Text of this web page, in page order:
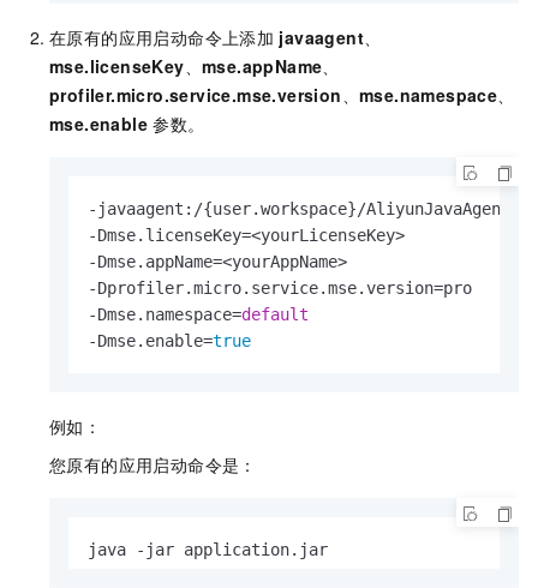
在原有的应用启动命令上添加 javaagent、
mse.licenseKey、mse.appName、
profiler.micro.service.mse.version、mse.namespace、
mse.enable 参数。
-javaagent:/{user.workspace}/
-Dmse.licenseKey=<yourLicenseKey>            #
-Dmse.appName=<yourAppName>                  #
-Dprofiler.micro.service.mse.version=pro     # 接入
-Dmse.namespace=default
-Dmse.enable=true
例如：
您原有的应用启动命令是：
java -jar application.jar